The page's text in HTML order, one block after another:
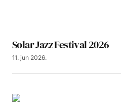
Solar Jazz Festival 2026
11. jun 2026.